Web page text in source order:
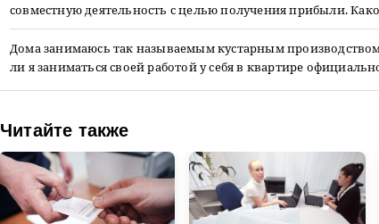
совместную деятельность с целью получения прибыли.
Дома занимаюсь так называемым кустарным
ли я заниматься своей работой у себя в квартире
Читайте также